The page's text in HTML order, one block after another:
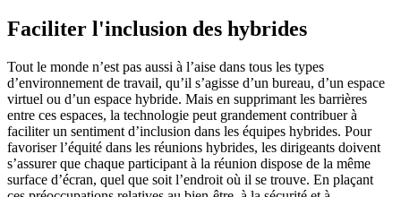
Faciliter l'inclusion des hybrides
Tout le monde n’est pas aussi à l’aise dans tous les types
d’environnement de travail, qu’il s’agisse d’un bureau, d’un espace
virtuel ou d’un espace hybride. Mais en supprimant les barrières
entre ces espaces, la technologie peut grandement contribuer à
faciliter un sentiment d’inclusion dans les équipes hybrides. Pour
favoriser l’équité dans les réunions hybrides, les dirigeants doivent
s’assurer que chaque participant à la réunion dispose de la même
surface d’écran, quel que soit l’endroit où il se trouve. En plaçant